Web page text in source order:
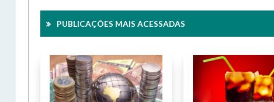
PUBLICAÇÕES MAIS ACESSADAS